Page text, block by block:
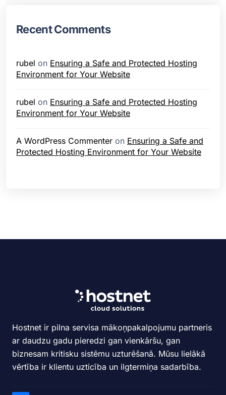
Recent Comments
rubel on Ensuring a Safe and Protected Hosting
Environment for Your Website
rubel on Ensuring a Safe and Protected Hosting
Environment for Your Website
A WordPress Commenter on Ensuring a Safe and
Protected Hosting Environment for Your Website
Hostnet ir pilna servisa mākoņpakalpojumu partneris
ar daudzu gadu pieredzi gan vienkāršu, gan
biznesam kritisku sistēmu uzturēšanā. Mūsu lielākā
vērtība ir klientu uzticība un ilgtermiņa sadarbība.